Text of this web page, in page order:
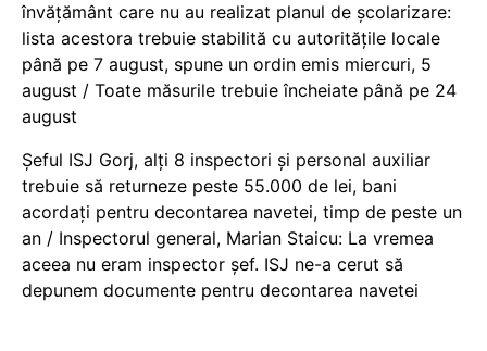
învățământ care nu au realizat planul de școlarizare:
lista acestora trebuie stabilită cu autoritățile locale
până pe 7 august, spune un ordin emis miercuri, 5
august / Toate măsurile trebuie încheiate până pe 24
august
Șeful ISJ Gorj, alți 8 inspectori și personal auxiliar
trebuie să returneze peste 55.000 de lei, bani
acordați pentru decontarea navetei, timp de peste un
an / Inspectorul general, Marian Staicu: La vremea
aceea nu eram inspector șef. ISJ ne-a cerut să
depunem documente pentru decontarea navetei